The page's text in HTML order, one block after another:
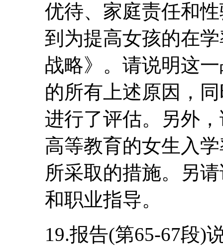
优待、家庭责任和
到为提高女孩的在
战略》。请说明这
的所有上述原因，
进行了评估。另外
高等教育的女生入
所采取的措施。另
和职业指导。
19.报告(第65-67段)